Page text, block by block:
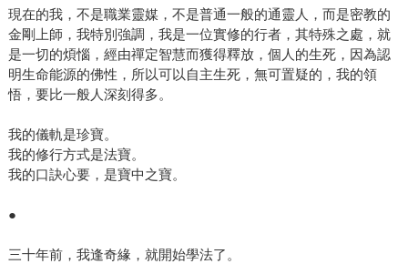
現在的我，不是職業靈媒，不是普通一般的通靈人，而是密教的
金剛上師，我特別強調，我是一位實修的行者，其特殊之處，就
是一切的煩惱，經由禪定智慧而獲得釋放，個人的生死，因為認
明生命能源的佛性，所以可以自主生死，無可置疑的，我的領
悟，要比一般人深刻得多。
我的儀軌是珍寶。
我的修行方式是法寶。
我的口訣心要，是寶中之寶。
●
三十年前，我逢奇緣，就開始學法了。